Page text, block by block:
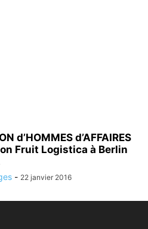
d’HOMMES d’AFFAIRES
Fruit Logistica à Berlin
- 22 janvier 2016